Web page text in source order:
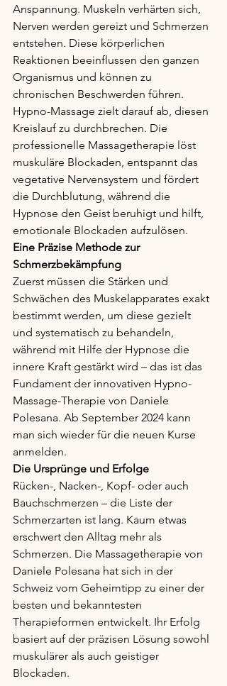
Anspannung. Muskeln verhärten sich,
Nerven werden gereizt und Schmerzen
entstehen. Diese körperlichen
Reaktionen beeinflussen den ganzen
Organismus und können zu
chronischen Beschwerden führen.
Hypno-Massage zielt darauf ab, diesen
Kreislauf zu durchbrechen. Die
professionelle Massagetherapie löst
muskuläre Blockaden, entspannt das
vegetative Nervensystem und fördert
die Durchblutung, während die
Hypnose den Geist beruhigt und hilft,
emotionale Blockaden aufzulösen.
Eine Präzise Methode zur
Schmerzbekämpfung
Zuerst müssen die Stärken und
Schwächen des Muskelapparates exakt
bestimmt werden, um diese gezielt
und systematisch zu behandeln,
während mit Hilfe der Hypnose die
innere Kraft gestärkt wird – das ist das
Fundament der innovativen Hypno-
Massage-Therapie von Daniele
Polesana. Ab September 2024 kann
man sich wieder für die neuen Kurse
anmelden.
Die Ursprünge und Erfolge
Rücken-, Nacken-, Kopf- oder auch
Bauchschmerzen – die Liste der
Schmerzarten ist lang. Kaum etwas
erschwert den Alltag mehr als
Schmerzen. Die Massagetherapie von
Daniele Polesana hat sich in der
Schweiz vom Geheimtipp zu einer der
besten und bekanntesten
Therapieformen entwickelt. Ihr Erfolg
basiert auf der präzisen Lösung sowohl
muskulärer als auch geistiger
Blockaden.